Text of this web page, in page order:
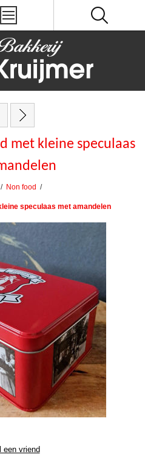
met kleine speculaas
/ Non food /
speculaas met amandelen